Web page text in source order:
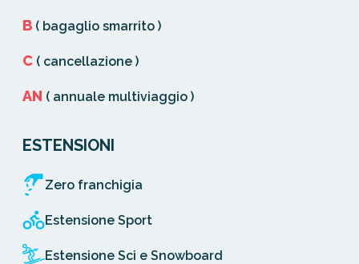
B ( bagaglio smarrito )
C ( cancellazione )
AN ( annuale multiviaggio )
ESTENSIONI
Zero franchigia
Estensione Sport
Estensione Sci e Snowboard